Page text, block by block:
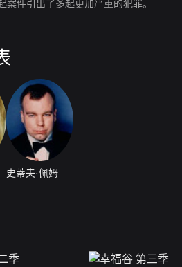
案件引出了多起更加严重的犯罪。